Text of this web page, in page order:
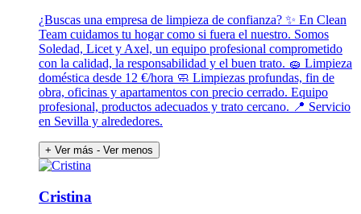
¿Buscas una empresa de limpieza de confianza? ✨ En Clean
Team cuidamos tu hogar como si fuera el nuestro. Somos
Soledad, Licet y Axel, un equipo profesional comprometido
con la calidad, la responsabilidad y el buen trato. 🧽 Limpieza
doméstica desde 12 €/hora 🧼 Limpiezas profundas, fin de
obra, oficinas y apartamentos con precio cerrado. Equipo
profesional, productos adecuados y trato cercano. 📍 Servicio
en Sevilla y alrededores.
+ Ver más - Ver menos
Cristina